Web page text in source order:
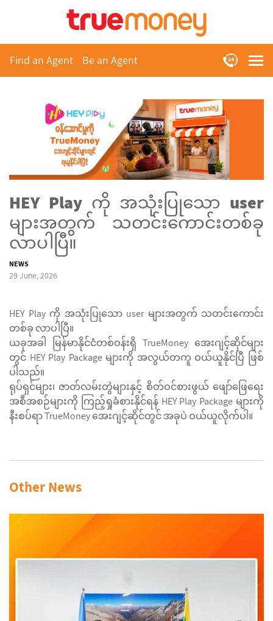
Find an Agent Be an Agent
HEY Play ကို အသုံးပြုသော user
များအတွက် သတင်းကောင်းတစ်ခု
လာပါပြီ။
NEWS
29 June, 2026
HEY Play ကို အသုံးပြုသော user များအတွက် သတင်းကောင်း
တစ်ခု လာပါပြီ။
ယခုအခါ မြန်မာနိုင်ငံတစ်ဝန်းရှိ TrueMoney အေးဂျင့်ဆိုင်များ
တွင် HEY Play Package များကို အလွယ်တကူ ဝယ်ယူနိုင်ပြီ ဖြစ်
ပါသည်။
ရုပ်ရှင်များ၊ ဇာတ်လမ်းတွဲများနှင့် စိတ်ဝင်စားဖွယ် ဖျော်ဖြေရေး
အစီအစဉ်များကို ကြည့်ရှုခံစားနိုင်ရန် HEY Play Package များကို
နီးစပ်ရာ TrueMoney အေးဂျင့်ဆိုင်တွင် အခုပဲ ဝယ်ယူလိုက်ပါ။
Other News